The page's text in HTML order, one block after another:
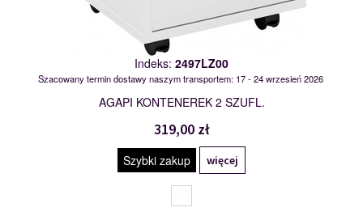
Indeks: 2497LZ00
Szacowany termin dostawy naszym transportem: 17 - 24 wrzesień 2026
AGAPI KONTENEREK 2 SZUFL.
319,00 zł
Szybki zakup więcej